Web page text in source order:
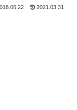
2021.03.31